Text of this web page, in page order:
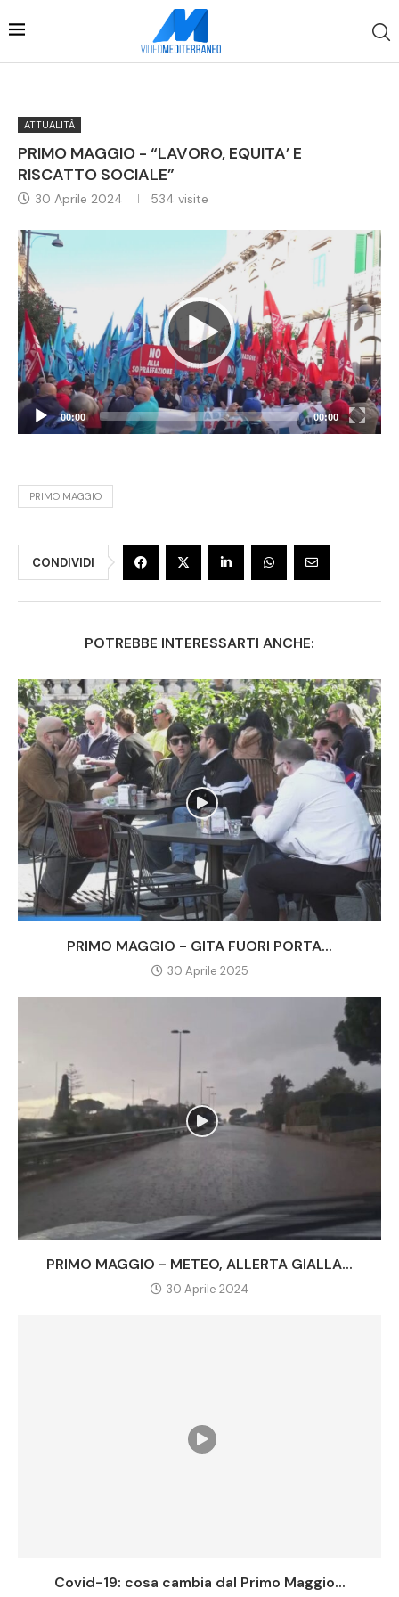
ATTUALITÀ
PRIMO MAGGIO - “LAVORO, EQUITA’ E
RISCATTO SOCIALE”
30 Aprile 2024 534 visite
Video
Player
00:00 00:00
PRIMO MAGGIO
CONDIVIDI
POTREBBE INTERESSARTI ANCHE:
PRIMO MAGGIO - GITA FUORI PORTA...
30 Aprile 2025
PRIMO MAGGIO - METEO, ALLERTA GIALLA...
30 Aprile 2024
Covid-19: cosa cambia dal Primo Maggio...